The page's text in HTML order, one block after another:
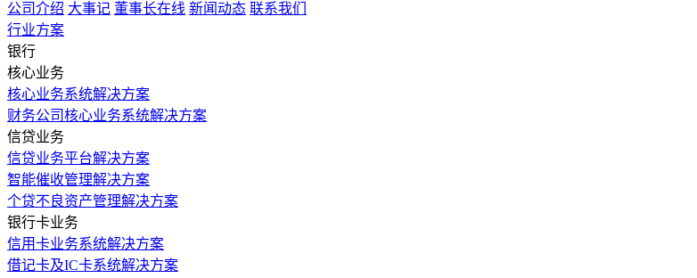
公司介绍 大事记 董事长在线 新闻动态 联系我们
行业方案
银行
核心业务
核心业务系统解决方案
财务公司核心业务系统解决方案
信贷业务
信贷业务平台解决方案
智能催收管理解决方案
个贷不良资产管理解决方案
银行卡业务
信用卡业务系统解决方案
借记卡及IC卡系统解决方案